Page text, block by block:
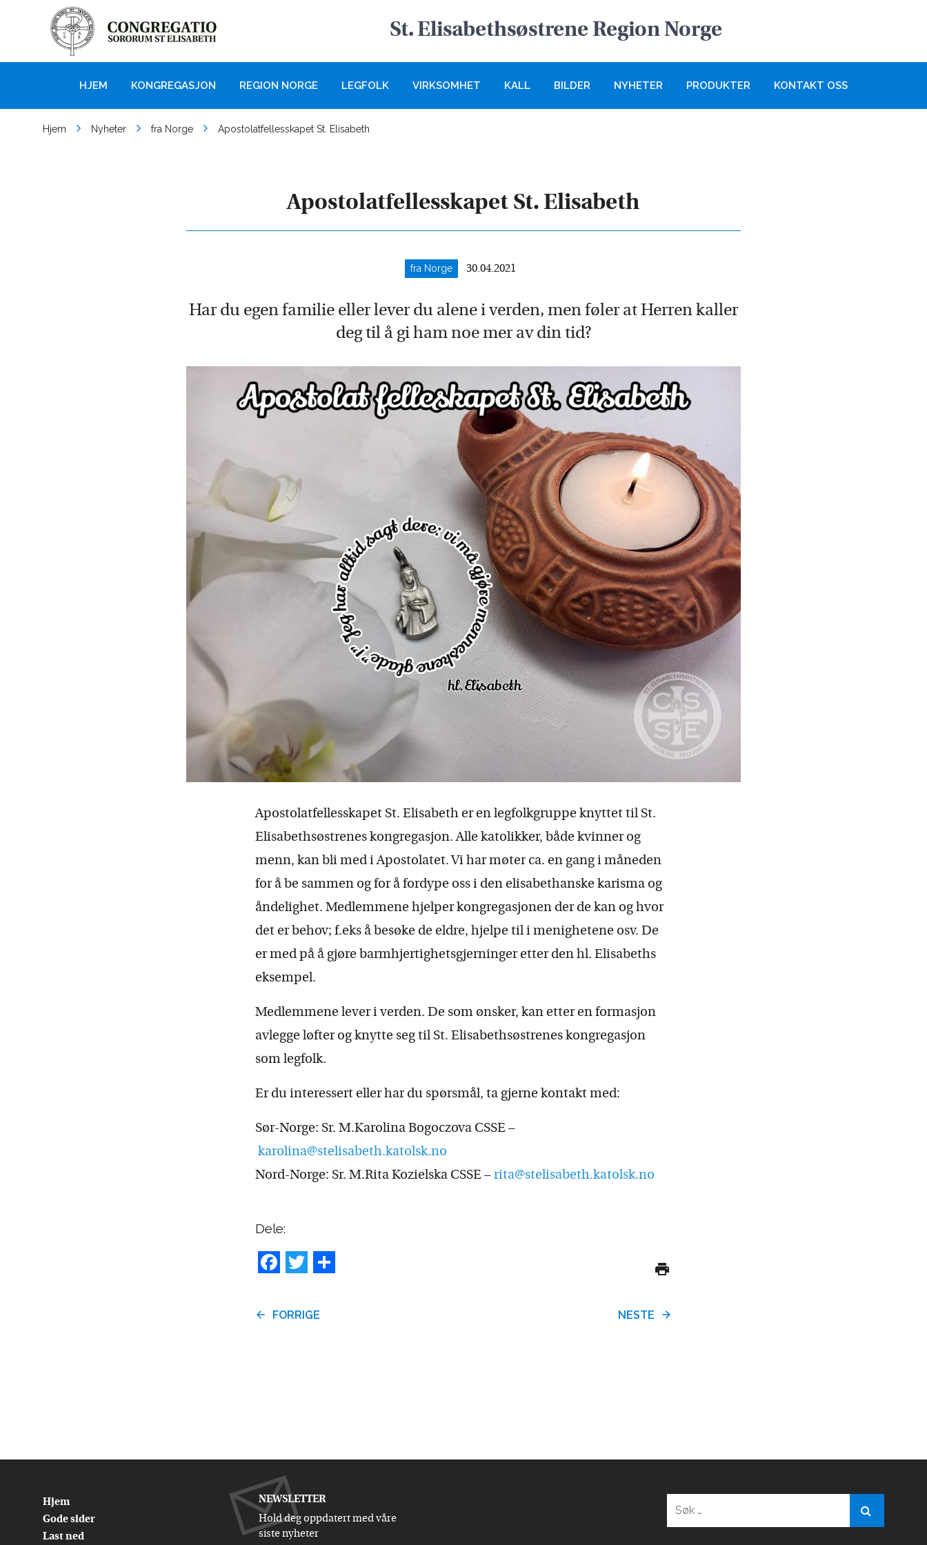
St. Elisabethsøstrene Region Norge
HJEM KONGREGASJON REGION NORGE LEGFOLK VIRKSOMHET KALL BILDER NYHETER PRODUKTER KONTAKT OSS
Hjem Nyheter fra Norge Apostolatfellesskapet St. Elisabeth
Apostolatfellesskapet St. Elisabeth
fra Norge 30.04.2021
Har du egen familie eller lever du alene i verden, men føler at Herren kaller
deg til å gi ham noe mer av din tid?
Apostolatfellesskapet St. Elisabeth er en legfolkgruppe knyttet til St.
Elisabethsøstrenes kongregasjon. Alle katolikker, både kvinner og
menn, kan bli med i Apostolatet. Vi har møter ca. en gang i måneden
for å be sammen og for å fordype oss i den elisabethanske karisma og
åndelighet. Medlemmene hjelper kongregasjonen der de kan og hvor
det er behov; f.eks å besøke de eldre, hjelpe til i menighetene osv. De
er med på å gjøre barmhjertighetsgjerninger etter den hl. Elisabeths
eksempel.
Medlemmene lever i verden. De som ønsker, kan etter en formasjon
avlegge løfter og knytte seg til St. Elisabethsøstrenes kongregasjon
som legfolk.
Er du interessert eller har du spørsmål, ta gjerne kontakt med:
Sør-Norge: Sr. M.Karolina Bogoczova CSSE –
karolina@stelisabeth.katolsk.no
Nord-Norge: Sr. M.Rita Kozielska CSSE –rita@stelisabeth.katolsk.no
Dele:
Facebook
Twitter
FORRIGE NESTE
Hjem
Gode sider
Last ned
NEWSLETTER
Hold deg oppdatert med våre
siste nyheter